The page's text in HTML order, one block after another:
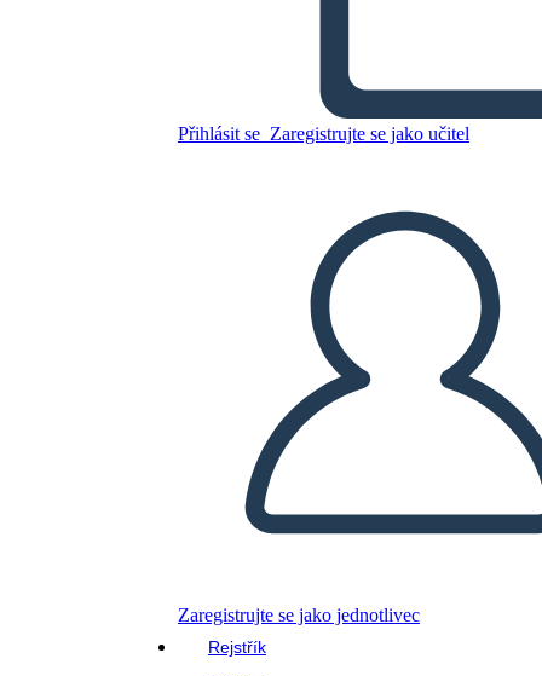
Přihlásit se Zaregistrujte se jako učitel
Zaregistrujte se jako jednotlivec
Rejstřík
Tres Jóvenes Peregrinos
PŘEHRÁT PREZENTACI
PŘEČTI MI